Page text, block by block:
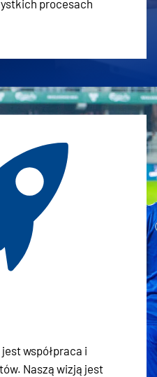
procesach
współpraca i
Naszą wizją jest